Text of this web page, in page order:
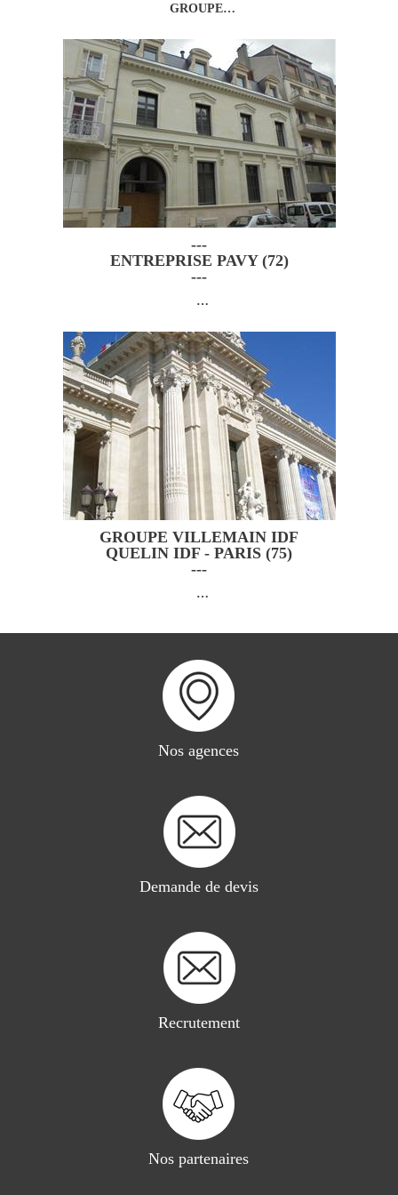
Passé, Construit votre Futur
GROUPE…
---
ENTREPRISE PAVY (72)
---
…
GROUPE VILLEMAIN IDF
QUELIN IDF - PARIS (75)
---
…
Nos agences
Demande de devis
Recrutement
Nos partenaires